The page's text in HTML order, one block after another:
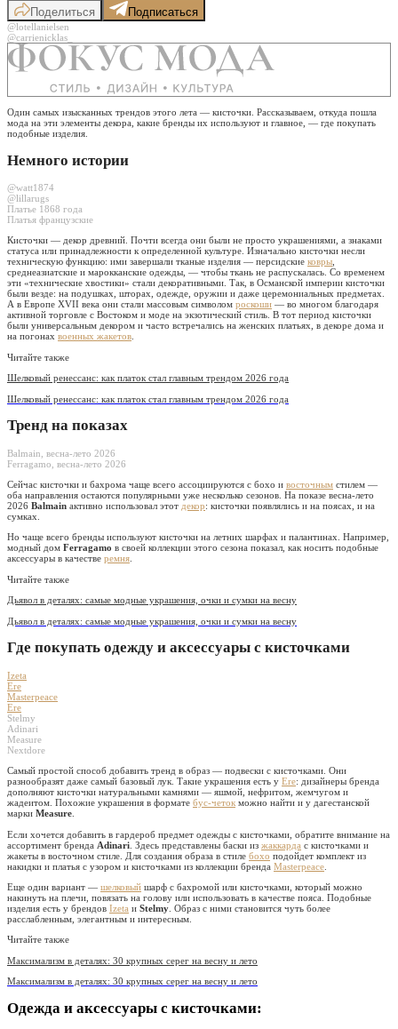
Поделиться Подписаться
@lotellanielsen
@carrienicklas_
Один самых изысканных трендов этого лета — кисточки. Рассказываем, откуда пошла
мода на эти элементы декора, какие бренды их используют и главное, — где покупать
подобные изделия.
Немного истории
@watt1874
@lillarugs
Платье 1868 года
Платья французские
Кисточки — декор древний. Почти всегда они были не просто украшениями, а знаками
статуса или принадлежности к определенной культуре. Изначально кисточки несли
техническую функцию: ими завершали тканые изделия — персидские ковры,
среднеазиатские и марокканские одежды, — чтобы ткань не распускалась. Со временем
эти «технические хвостики» стали декоративными. Так, в Османской империи кисточки
были везде: на подушках, шторах, одежде, оружии и даже церемониальных предметах.
А в Европе XVII века они стали массовым символом роскоши — во многом благодаря
активной торговле с Востоком и моде на экзотический стиль. В тот период кисточки
были универсальным декором и часто встречались на женских платьях, в декоре дома и
на погонах военных жакетов.
Читайте также
Шелковый ренессанс: как платок стал главным трендом 2026 года
Шелковый ренессанс: как платок стал главным трендом 2026 года
Тренд на показах
Balmain, весна-лето 2026
Ferragamo, весна-лето 2026
Сейчас кисточки и бахрома чаще всего ассоциируются с бохо и восточным стилем —
оба направления остаются популярными уже несколько сезонов. На показе весна-лето
2026 Balmain активно использовал этот декор: кисточки появлялись и на поясах, и на
сумках.
Но чаще всего бренды используют кисточки на летних шарфах и палантинах. Например,
модный дом Ferragamo в своей коллекции этого сезона показал, как носить подобные
аксессуары в качестве ремня.
Читайте также
Дьявол в деталях: самые модные украшения, очки и сумки на весну
Дьявол в деталях: самые модные украшения, очки и сумки на весну
Где покупать одежду и аксессуары с кисточками
Izeta
Ere
Masterpeace
Ere
Stelmy
Adinari
Measure
Nextdore
Самый простой способ добавить тренд в образ — подвески с кисточками. Они
разнообразят даже самый базовый лук. Такие украшения есть у Ere: дизайнеры бренда
дополняют кисточки натуральными камнями — яшмой, нефритом, жемчугом и
жадеитом. Похожие украшения в формате бус-четок можно найти и у дагестанской
марки Measure
Если хочется добавить в гардероб предмет одежды с кисточками, обратите внимание на
ассортимент бренда Adinari . Здесь представлены баски из жаккарда с кисточками и
жакеты в восточном стиле. Для создания образа в стиле бохо подойдет комплект из
накидки и платья с узором и кисточками из коллекции бренда Masterpeace
Еще один вариант — шелковый шарф с бахромой или кисточками, который можно
накинуть на плечи, повязать на голову или использовать в качестве пояса. Подобные
изделия есть у брендов Izeta и Stelmy . Образ с ними становится чуть более
расслабленным, элегантным и интересным.
Читайте также
Максимализм в деталях: 30 крупных серег на весну и лето
Максимализм в деталях: 30 крупных серег на весну и лето
Одежда и аксессуары с кисточками: